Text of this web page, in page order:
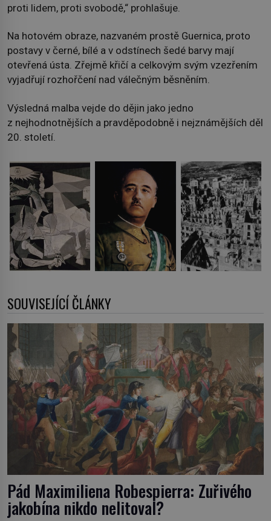
proti lidem, proti svobodě,“ prohlašuje.
Na hotovém obraze, nazvaném prostě Guernica, proto
postavy v černé, bílé a v odstínech šedé barvy mají
otevřená ústa. Zřejmě křičí a celkovým svým vzezřením
vyjadřují rozhořčení nad válečným běsněním.
Výsledná malba vejde do dějin jako jedno
z nejhodnotnějších a pravděpodobně i nejznámějších děl
20. století.
SOUVISEJÍCÍ ČLÁNKY
Pád Maximiliena Robespierra: Zuřivého
jakobína nikdo nelitoval?